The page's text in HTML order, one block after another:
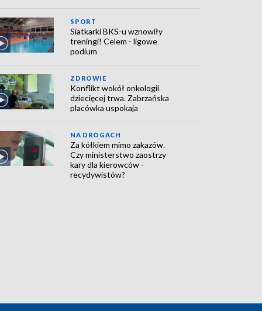
SPORT
Siatkarki BKS-u wznowiły
treningi! Celem - ligowe
podium
ZDROWIE
Konflikt wokół onkologii
dziecięcej trwa. Zabrzańska
placówka uspokaja
NA DROGACH
Za kółkiem mimo zakazów.
Czy ministerstwo zaostrzy
kary dla kierowców -
recydywistów?